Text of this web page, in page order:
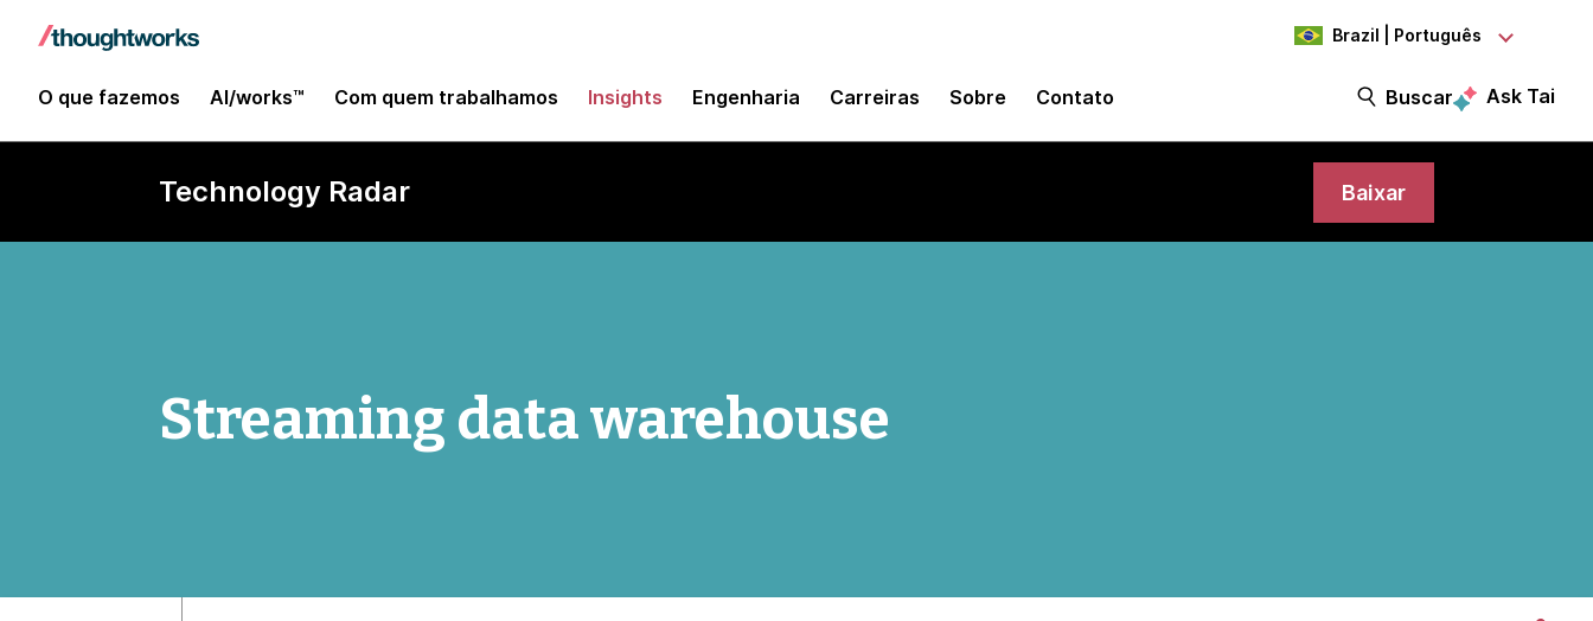
Brazil | Português
O que fazemos AI/works™ Com quem trabalhamos Insights Engenharia Carreiras Sobre Contato Buscar Ask Tai
Technology Radar Baixar
Streaming data warehouse